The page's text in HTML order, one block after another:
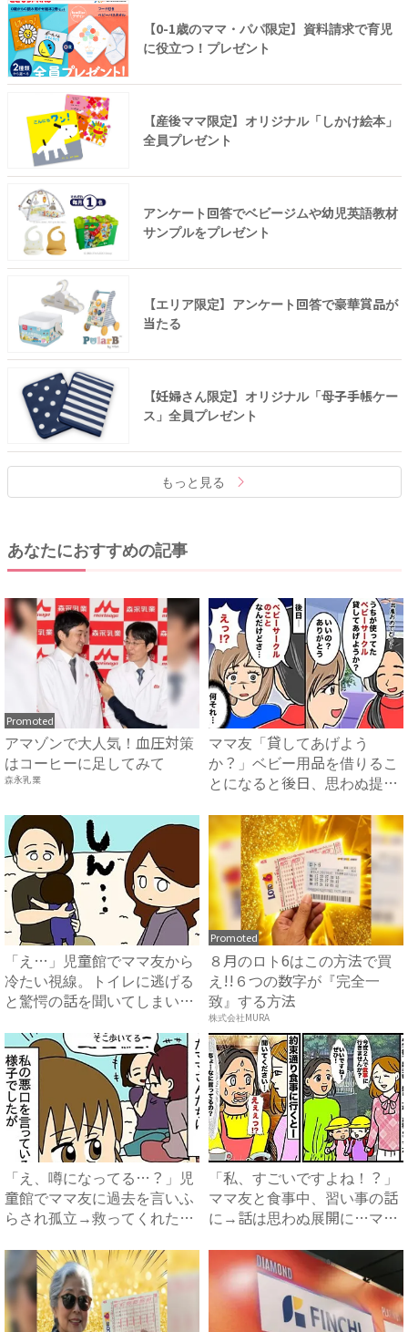
【0-1歳のママ・パパ限定】資料請求で育児
に役立つ！プレゼント
【産後ママ限定】オリジナル「しかけ絵本」
全員プレゼント
アンケート回答でベビージムや幼児英語教材
サンプルをプレゼント
【エリア限定】アンケート回答で豪華賞品が
当たる
【妊婦さん限定】オリジナル「母子手帳ケー
ス」全員プレゼント
もっと見る
あなたにおすすめの記事
Promoted
アマゾンで大人気！血圧対策
はコーヒーに足してみて
森永乳業
ママ友「貸してあげよう
か？」ベビー用品を借りるこ
とになると後日、思わぬ提案
「え…」児童館でママ友から
冷たい視線。トイレに逃げる
と驚愕の話を聞いてしまい#
Promoted
８月のロト6はこの方法で買
え!!６つの数字が『完全一
致』する方法
株式会社MURA
「え、噂になってる…？」児
童館でママ友に過去を言いふ
らされ孤立→救ってくれた友
「私、すごいですよね！？」
ママ友と食事中、習い事の話
に→話は思わぬ展開に…ママ